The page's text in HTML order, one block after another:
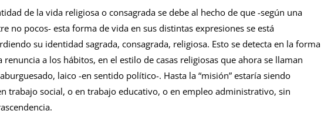
de la vida religiosa o consagrada se debe al hecho de que -según una
no pocos- esta forma de vida en sus distintas expresiones se está
su identidad sagrada, consagrada, religiosa. Esto se detecta en la forma
renuncia a los hábitos, en el estilo de casas religiosas que ahora se llaman
laico -en sentido político-. Hasta la “misión” estaría siendo
trabajo social, o en trabajo educativo, o en empleo administrativo, sin